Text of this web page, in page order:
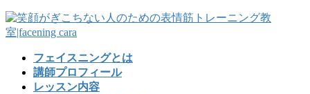
フェイスニングとは
講師プロフィール
レッスン内容